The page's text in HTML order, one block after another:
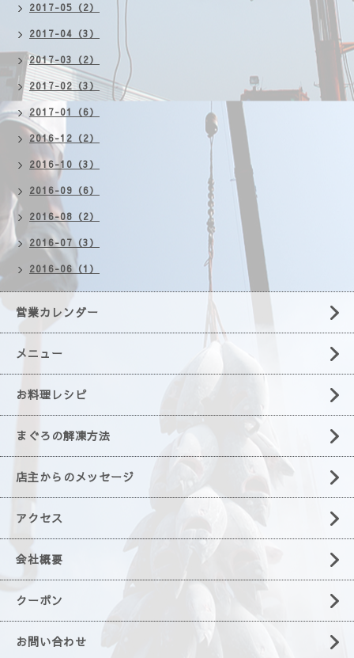
2017-05（2）
2017-04（3）
2017-03（2）
2017-02（3）
2017-01（6）
2016-12（2）
2016-10（3）
2016-09（6）
2016-08（2）
2016-07（3）
2016-06（1）
営業カレンダー
メニュー
お料理レシピ
まぐろの解凍方法
店主からのメッセージ
アクセス
会社概要
クーポン
お問い合わせ